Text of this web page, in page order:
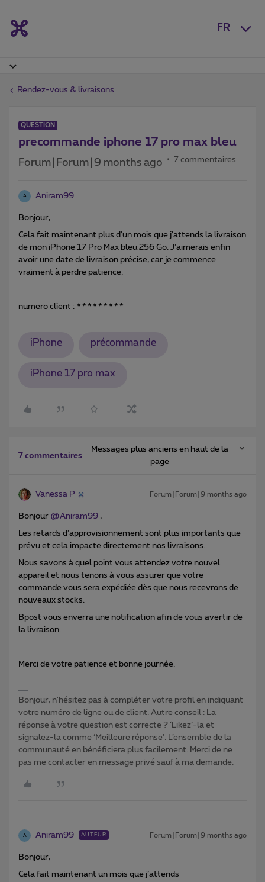
FR
Rendez-vous & livraisons
QUESTION
precommande iphone 17 pro max bleu
Forum|Forum|9 months ago 7 commentaires
A Aniram99
Bonjour,
Cela fait maintenant plus d’un mois que j’attends la livraison
de mon iPhone 17 Pro Max bleu 256 Go. J’aimerais enfin
avoir une date de livraison précise, car je commence
vraiment à perdre patience.
numero client : *********
iPhone précommande
iPhone 17 pro max
7 commentaires
Messages plus anciens en haut de la
page
Vanessa P Forum|Forum|9 months ago
Bonjour ​ @Aniram99 ,
Les retards d’approvisionnement sont plus importants que
prévu et cela impacte directement nos livraisons.
Nous savons à quel point vous attendez votre nouvel
appareil et nous tenons à vous assurer que votre
commande vous sera expédiée dès que nous recevrons de
nouveaux stocks.
Bpost vous enverra une notification afin de vous avertir de
la livraison.
Merci de votre patience et bonne journée.
Bonjour, n'hésitez pas à compléter votre profil en indiquant
votre numéro de ligne ou de client. Autre conseil : La
réponse à votre question est correcte ? ‘Likez’-la et
signalez-la comme ‘Meilleure réponse’. L’ensemble de la
communauté en bénéficiera plus facilement. Merci de ne
pas me contacter en message privé sauf à ma demande.
A Aniram99 AUTEUR Forum|Forum|9 months ago
Bonjour,
Cela fait maintenant un mois que j’attends